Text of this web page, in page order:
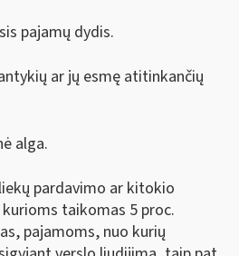
pajamų dydis.
ar jų esmę atitinkančių
alga.
pardavimo ar kitokio
taikomas 5 proc.
pajamoms, nuo kurių